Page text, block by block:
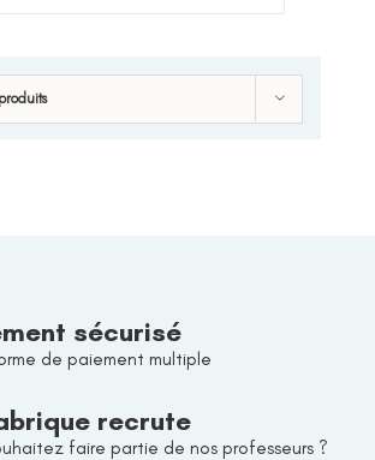
sécurisé
de paiement multiple
recrute
faire partie de nos professeurs ?